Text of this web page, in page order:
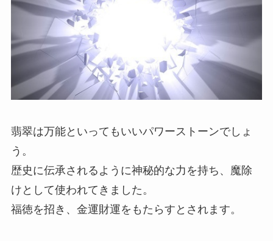
翡翠は万能といってもいいパワーストーンでしょ
う。
歴史に伝承されるように神秘的な力を持ち、魔除
けとして使われてきました。
福徳を招き、金運財運をもたらすとされます。